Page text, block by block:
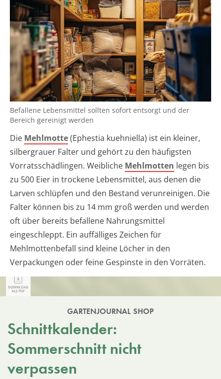
Befallene Lebensmittel sollten sofort entsorgt und der
Bereich gereinigt werden
Die Mehlmotte(Ephestia kuehniella) ist ein kleiner,
silbergrauer Falter und gehört zu den häufigsten
Vorratsschädlingen. Weibliche Mehlmotten legen bis
zu 500 Eier in trockene Lebensmittel, aus denen die
Larven schlüpfen und den Bestand verunreinigen. Die
Falter können bis zu 14 mm groß werden und werden
oft über bereits befallene Nahrungsmittel
eingeschleppt. Ein auffälliges Zeichen für
Mehlmottenbefall sind kleine Löcher in den
Verpackungen oder feine Gespinste in den Vorräten.
GARTENJOURNAL SHOP
Schnittkalender:
Sommerschnitt nicht
verpassen